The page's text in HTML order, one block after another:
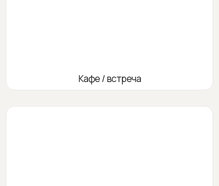
Кафе / встреча